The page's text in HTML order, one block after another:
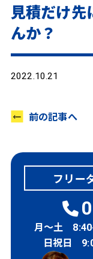
見積だけ先
んか？
2022.10.21
前の記事へ
フリー
月～土
日祝日